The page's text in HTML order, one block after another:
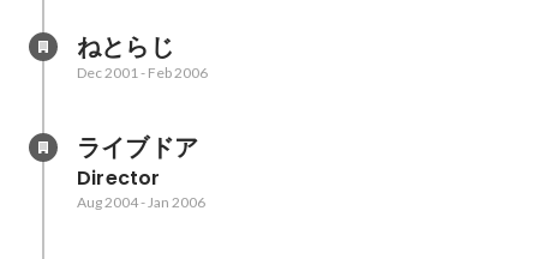
ねとらじ
Dec 2001- Feb 2006
ライブドア
Director
Aug 2004-Jan 2006